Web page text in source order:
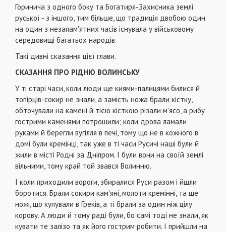
Горинича з одного боку та Богатиря-Захисника землі
руської - з іншого, тим більше, що традиція двобою один
на один з незапам'ятних часів існувала у військовому
середовищі багатьох народів.
Такі дивні сказання цієї глави.
СКАЗАННЯ ПРО РІДНЮ ВОЛИНСЬКУ
У ті старі часи, коли люди ще киями-палицями билися й
топірців-сокир не знали, а замість ножа брали кістку,
обточували на камені й тією кісткою різали м'ясо, а рибу
гострими каменями потрошили; коли дрова ламали
руками й берегли вугілля в печі, тому що не в кожного в
домі були кремінці, так уже в ті часи Русичі наші були й
жили в місті Родні за Дніпром. І були вони на своїй землі
вільними, тому край той звався Волинню.
І коли приходили вороги, збиралися Руси разом і йшли
боротися. Брали сокири кам'яні, молоти кремінні, та ще
ножі, що купували в Греків, а ті брали за один ніж цілу
корову. А люди й тому раді були, бо самі тоді не знали, як
кувати те залізо та як його гострим робити. І прийшли на